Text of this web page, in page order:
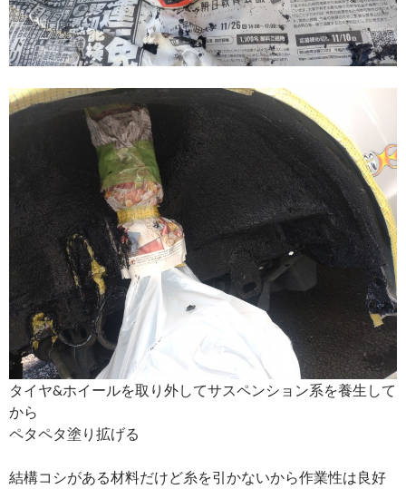
タイヤ&ホイールを取り外してサスペンション系を養生して
から
ペタペタ塗り拡げる
結構コシがある材料だけど糸を引かないから作業性は良好